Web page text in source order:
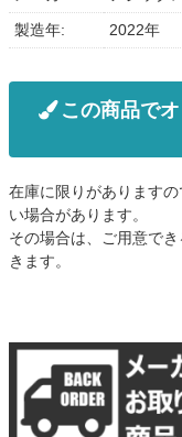
製造年:
2022年
この商品で
在庫に限りがあります
い場合があります。
その場合は、ご用意で
きます。